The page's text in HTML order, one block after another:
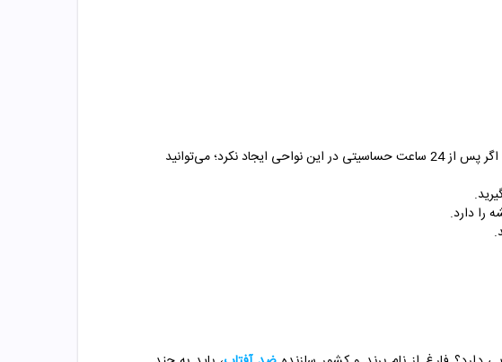
قبل از استفاده از این ضد آفتاب مقداری از آن را بر روی پوست لاله گوش و یا سطح داخلی بازوی خود بمالید. اگر پس از 24 ساعت حساسیتی در این نواحی ایجاد نکرد؛ می‌توانید